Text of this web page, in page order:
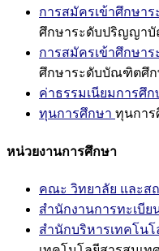
การสมัครเข้าศึกษ
ศึกษาระดับปริญญา
การสมัครเข้าศึกษา
ศึกษาระดับบัณฑิตศึก
ค่าธรรมเนียมการศึก
ทุนการศึกษา ทุนการ
หน่วยงานการศึกษา
คณะ วิทยาลัย และส
สำนักงานการทะเบีย
สำนักบริหารเทคโนโ